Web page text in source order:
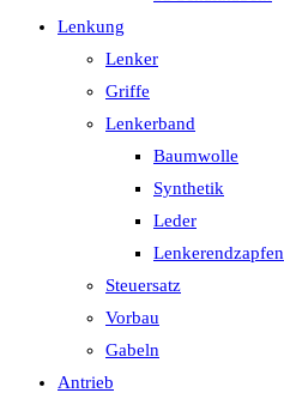
Lenkung
Lenker
Griffe
Lenkerband
Baumwolle
Synthetik
Leder
Lenkerendzapfen
Steuersatz
Vorbau
Gabeln
Antrieb